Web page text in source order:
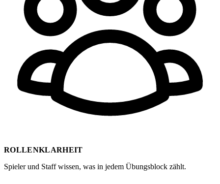
ROLLENKLARHEIT
Spieler und Staff wissen, was in jedem Übungsblock zählt.